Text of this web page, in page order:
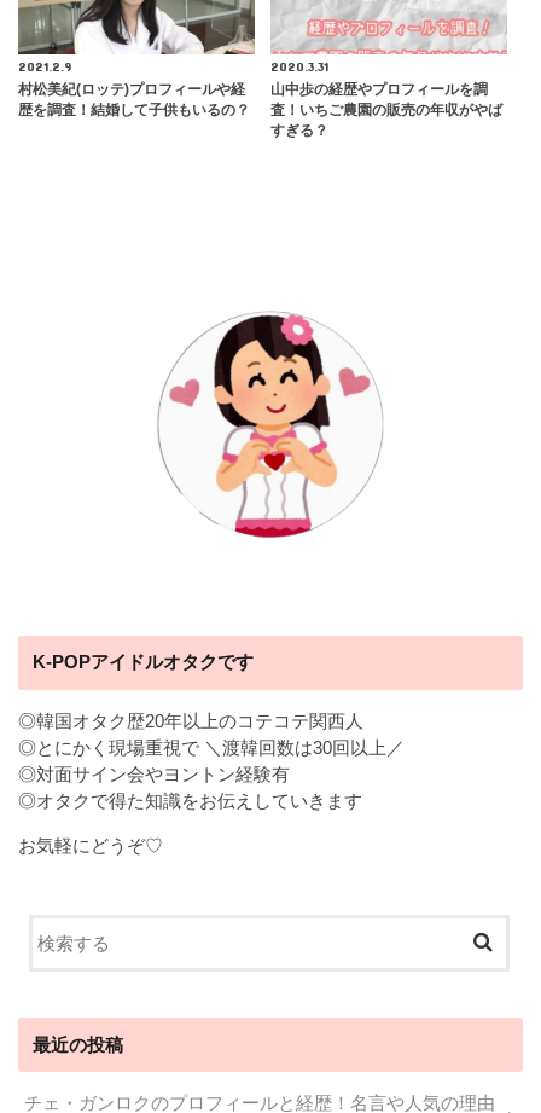
2021.2.9
村松美紀(ロッテ)プロフィールや経
歴を調査！結婚して子供もいるの？
2020.3.31
山中歩の経歴やプロフィールを調
査！いちご農園の販売の年収がやば
すぎる？
K-POPアイドルオタクです
◎韓国オタク歴20年以上のコテコテ関西人
◎とにかく現場重視で ＼渡韓回数は30回以上／
◎対面サイン会やヨントン経験有
◎オタクで得た知識をお伝えしていきます
お気軽にどうぞ♡
最近の投稿
チェ・ガンロクのプロフィールと経歴！名言や人気の理由